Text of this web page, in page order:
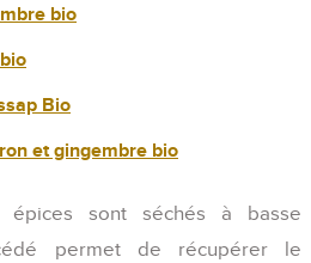
bio
Bio
et gingembre bio
sont séchés à basse
permet de récupérer le